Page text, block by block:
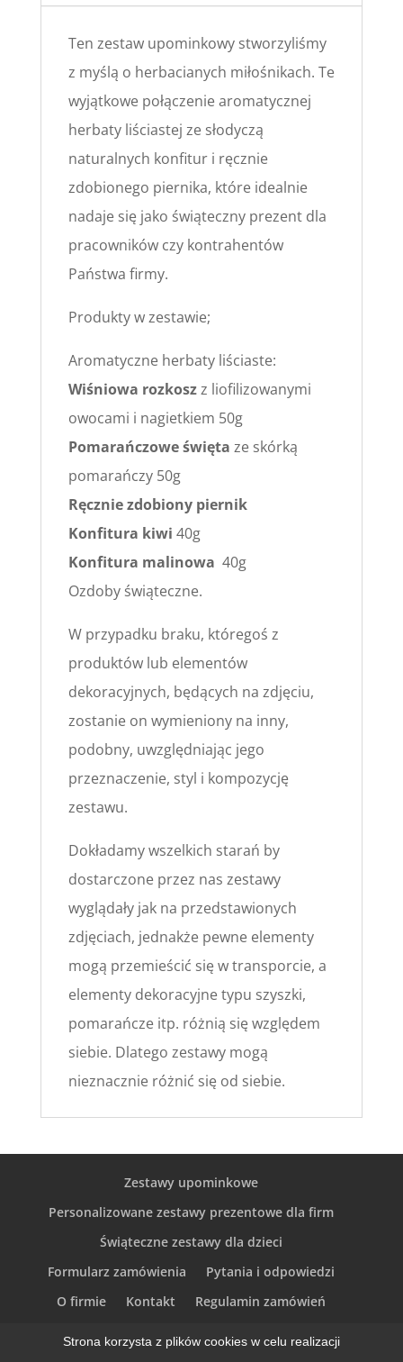
Ten zestaw upominkowy stworzyliśmy
z myślą o herbacianych miłośnikach. Te
wyjątkowe połączenie aromatycznej
herbaty liściastej ze słodyczą
naturalnych konfitur i ręcznie
zdobionego piernika, które idealnie
nadaje się jako świąteczny prezent dla
pracowników czy kontrahentów
Państwa firmy.
Produkty w zestawie;
Aromatyczne herbaty liściaste:
Wiśniowa rozkoszz liofilizowanymi
owocami i nagietkiem 50g
Pomarańczowe święta ze skórką
pomarańczy 50g
Ręcznie zdobiony piernik
Konfitura kiwi 40g
Konfitura malinowa 40g
Ozdoby świąteczne.
W przypadku braku, któregoś z
produktów lub elementów
dekoracyjnych, będących na zdjęciu,
zostanie on wymieniony na inny,
podobny, uwzględniając jego
przeznaczenie, styl i kompozycję
zestawu.
Dokładamy wszelkich starań by
dostarczone przez nas zestawy
wyglądały jak na przedstawionych
zdjęciach, jednakże pewne elementy
mogą przemieścić się w transporcie, a
elementy dekoracyjne typu szyszki,
pomarańcze itp. różnią się względem
siebie. Dlatego zestawy mogą
nieznacznie różnić się od siebie.
Zestawy upominkowe
Personalizowane zestawy prezentowe dla firm
Świąteczne zestawy dla dzieci
Formularz zamówienia
Pytania i odpowiedzi
O firmie
Kontakt
Regulamin zamówień
Strona korzysta z plików cookies w celu realizacji